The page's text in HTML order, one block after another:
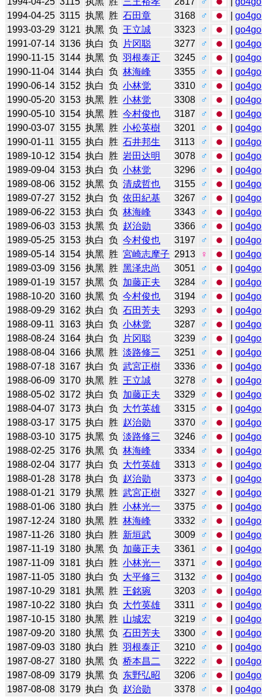
1994-04-25 3115 执黑 胜 石田章 3168 ♂ |go4go
1993-03-29 3121 执黑 负 王立誠 3323 ♂ |go4go
1991-07-14 3136 执白 负 片冈聪 3277 ♂ |go4go
1990-11-15 3144 执黑 负 羽根泰正 3245 ♂ |go4go
1990-11-04 3144 执白 负 林海峰 3355 ♂ |go4go
1990-06-14 3152 执白 负 小林觉 3310 ♂ |go4go
1990-05-20 3153 执黑 胜 小林觉 3308 ♂ |go4go
1990-05-10 3154 执黑 胜 今村俊也 3187 ♂ |go4go
1990-03-07 3155 执黑 胜 小松英樹 3201 ♂ |go4go
1990-01-11 3155 执白 胜 石井邦生 3113 ♂ |go4go
1989-10-12 3154 执白 胜 岩田达明 3078 ♂ |go4go
1989-09-04 3153 执白 负 小林觉 3296 ♂ |go4go
1989-08-06 3152 执黑 负 清成哲也 3155 ♂ |go4go
1989-07-27 3152 执白 负 依田紀基 3267 ♂ |go4go
1989-06-22 3153 执白 负 林海峰 3343 ♂ |go4go
1989-06-03 3153 执黑 负 赵治勋 3366 ♂ |go4go
1989-05-25 3153 执白 负 今村俊也 3197 ♂ |go4go
1989-05-14 3154 执黑 胜 宮崎志摩子 2913 ♀ |go4go
1989-03-09 3156 执黑 胜 黑泽忠尚 3051 ♂ |go4go
1989-01-19 3157 执黑 负 加藤正夫 3284 ♂ |go4go
1988-10-20 3160 执黑 负 今村俊也 3194 ♂ |go4go
1988-09-29 3162 执白 负 石田芳夫 3293 ♂ |go4go
1988-09-11 3163 执白 负 小林觉 3287 ♂ |go4go
1988-08-24 3164 执白 负 片冈聪 3239 ♂ |go4go
1988-08-04 3166 执黑 胜 淡路修三 3251 ♂ |go4go
1988-07-18 3167 执白 负 武宮正樹 3336 ♂ |go4go
1988-06-09 3170 执黑 胜 王立誠 3278 ♂ |go4go
1988-05-02 3172 执白 负 加藤正夫 3329 ♂ |go4go
1988-04-07 3173 执白 负 大竹英雄 3315 ♂ |go4go
1988-03-17 3175 执白 胜 赵治勋 3370 ♂ |go4go
1988-03-10 3175 执黑 负 淡路修三 3246 ♂ |go4go
1988-02-25 3176 执黑 负 林海峰 3334 ♂ |go4go
1988-02-04 3177 执白 负 大竹英雄 3313 ♂ |go4go
1988-01-28 3178 执白 负 赵治勋 3373 ♂ |go4go
1988-01-21 3179 执黑 胜 武宮正樹 3327 ♂ |go4go
1988-01-06 3180 执白 胜 小林光一 3375 ♂ |go4go
1987-12-24 3180 执黑 胜 林海峰 3332 ♂ |go4go
1987-11-26 3180 执白 胜 新垣武 3009 ♂ |go4go
1987-11-19 3180 执黑 负 加藤正夫 3361 ♂ |go4go
1987-11-09 3181 执白 胜 小林光一 3371 ♂ |go4go
1987-11-05 3180 执白 负 大平修三 3132 ♂ |go4go
1987-10-29 3181 执黑 胜 王銘琬 3203 ♂ |go4go
1987-10-22 3180 执白 负 大竹英雄 3311 ♂ |go4go
1987-10-15 3180 执黑 胜 山城宏 3219 ♂ |go4go
1987-09-20 3180 执黑 负 石田芳夫 3300 ♂ |go4go
1987-09-03 3180 执白 胜 羽根泰正 3210 ♂ |go4go
1987-08-27 3180 执黑 负 桥本昌二 3222 ♂ |go4go
1987-08-09 3179 执黑 负 东野弘昭 3206 ♂ |go4go
1987-08-08 3179 执白 负 赵治勋 3378 ♂ |go4go